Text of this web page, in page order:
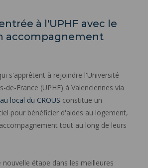
à l'UPHF avec le
accompagnement
s'apprêtent à rejoindre l'Université
de-France (UPHF) à Valenciennes via
local du CROUS constitue un
pour bénéficier d'aides au logement,
tout au long de leurs
étape dans les meilleures